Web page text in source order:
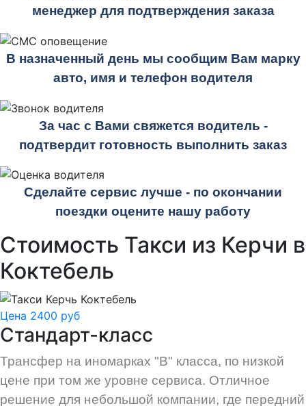
менеджер для подтверждения заказа
В назначенный день мы сообщим Вам марку
авто, имя и телефон водителя
За час с Вами свяжется водитель -
подтвердит готовность выполнить заказ
Сделайте сервис лучше - по окончании
поездки оцените нашу работу
Стоимость Такси из Керчи в
Коктебель
Цена 2400 руб
Стандарт-класс
Трансфер на иномарках "В" класса, по низкой
цене при том же уровне сервиса. Отличное
решение для небольшой компании, где передний